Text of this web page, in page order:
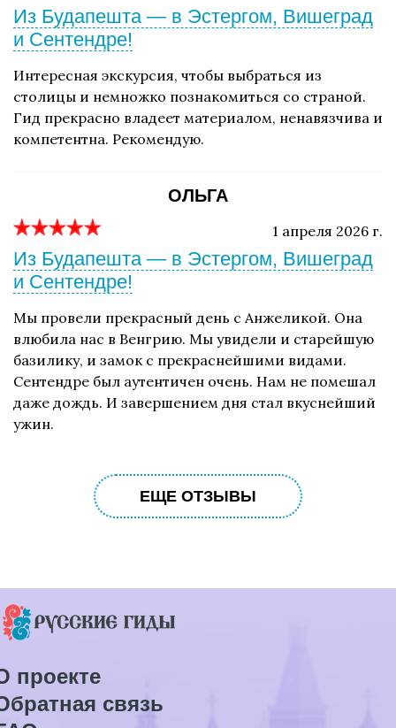
Из Будапешта — в Эстергом, Вишеград
и Сентендре!
Интересная экскурсия, чтобы выбраться из
столицы и немножко познакомиться со страной.
Гид прекрасно владеет материалом, ненавязчива и
компетентна. Рекомендую.
ОЛЬГА
1 апреля 2026 г.
Из Будапешта — в Эстергом, Вишеград
и Сентендре!
Мы провели прекрасный день с Анжеликой. Она
влюбила нас в Венгрию. Мы увидели и старейшую
базилику, и замок с прекраснейшими видами.
Сентендре был аутентичен очень. Нам не помешал
даже дождь. И завершением дня стал вкуснейший
ужин.
ЕЩЕ ОТЗЫВЫ
проекте
связь